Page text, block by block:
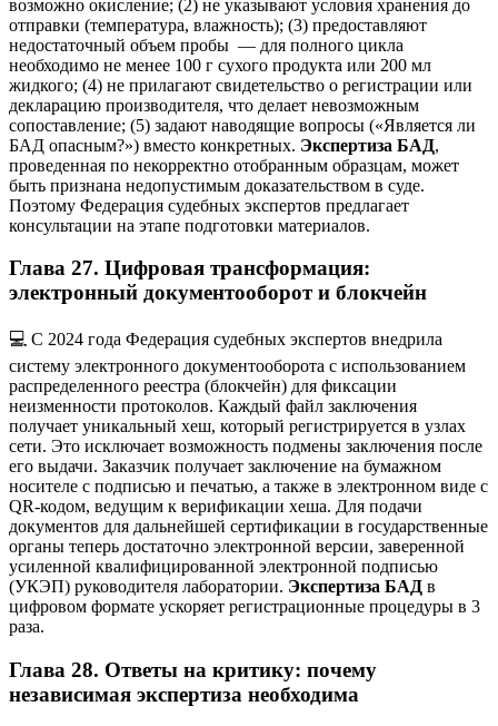
возможно окисление; (2) не указывают условия хранения до
отправки (температура, влажность); (3) предоставляют
недостаточный объем пробы — для полного цикла
необходимо не менее 100 г сухого продукта или 200 мл
жидкого; (4) не прилагают свидетельство о регистрации или
декларацию производителя, что делает невозможным
сопоставление; (5) задают наводящие вопросы («Является ли
БАД опасным?») вместо конкретных. Экспертиза БАД,
проведенная по некорректно отобранным образцам, может
быть признана недопустимым доказательством в суде.
Поэтому Федерация судебных экспертов предлагает
консультации на этапе подготовки материалов.
Глава 27. Цифровая трансформация:
электронный документооборот и блокчейн
💻 С 2024 года Федерация судебных экспертов внедрила
систему электронного документооборота с использованием
распределенного реестра (блокчейн) для фиксации
неизменности протоколов. Каждый файл заключения
получает уникальный хеш, который регистрируется в узлах
сети. Это исключает возможность подмены заключения после
его выдачи. Заказчик получает заключение на бумажном
носителе с подписью и печатью, а также в электронном виде с
QR-кодом, ведущим к верификации хеша. Для подачи
документов для дальнейшей сертификации в государственные
органы теперь достаточно электронной версии, заверенной
усиленной квалифицированной электронной подписью
(УКЭП) руководителя лаборатории. Экспертиза БАД в
цифровом формате ускоряет регистрационные процедуры в 3
раза.
Глава 28. Ответы на критику: почему
независимая экспертиза необходима